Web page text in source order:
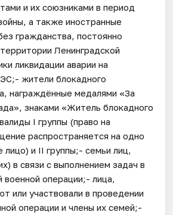
и их союзниками в период
а также иностранные
гражданства, постоянно
Ленинградской
ликвидации аварии на
жители блокадного
награждённые медалями «За
знаками «Житель блокадного
I группы (право на
распространяется на одно
и II группы;- семьи лиц,
в связи с выполнением задач в
военной операции;- лица,
или участвовали в проведении
операции и члены их семей;-